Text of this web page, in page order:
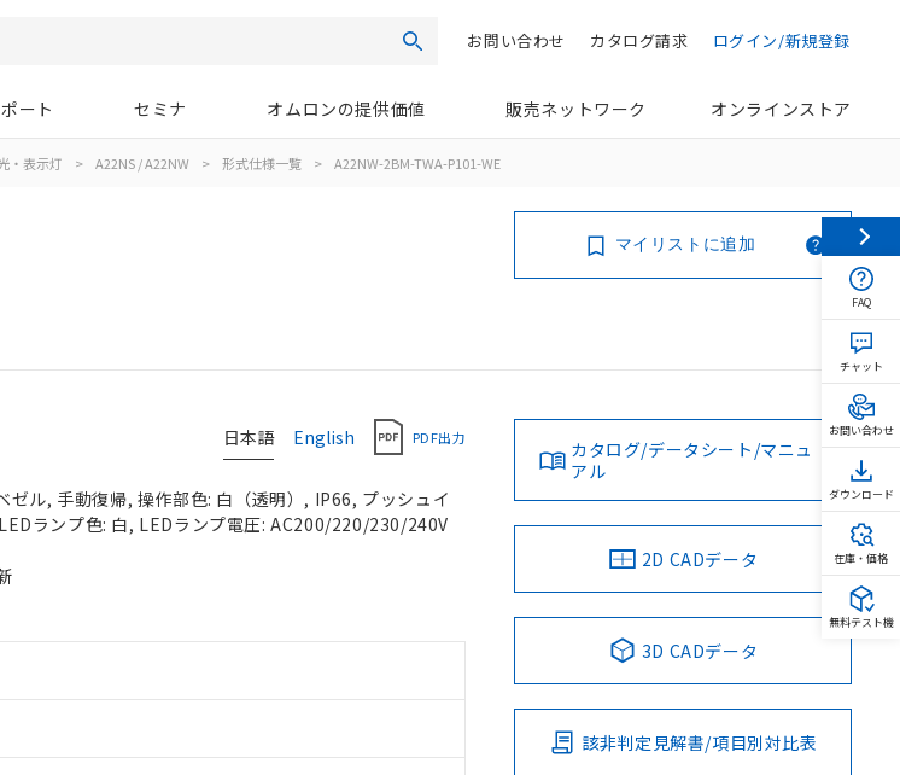
検索 ログイン/新規登録
カタログ請求
お問い合わせ
ート セミナ オムロンの提供価値 販売ネットワーク オンラインストア
・表示灯 > A22NS / A22NW > 形式仕様一覧 > A22NW-2BM-TWA-P101-WE
マイリストに追加
日本語 English PDF出力
ル, 手動復帰, 操作部色: 白（透明）, IP66, プッシュイ
ランプ色: 白, LEDランプ電圧: AC200/220/230/240V
カタログ/データシート/マニュ
アル
2D CADデータ
3D CADデータ
該非判定見解書/項目別対比表
FAQ
チャット
お問い合わせ
ダウンロード
在庫・価格
無料テスト機